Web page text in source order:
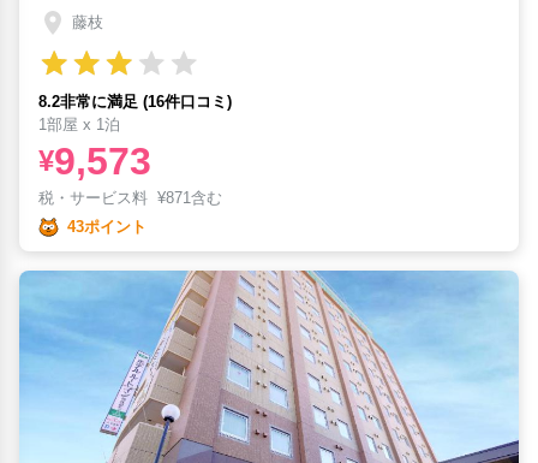
藤枝
8.2非常に満足 (16件口コミ)
1部屋 x 1泊
¥9,573
税・サービス料 ¥871含む
43ポイント